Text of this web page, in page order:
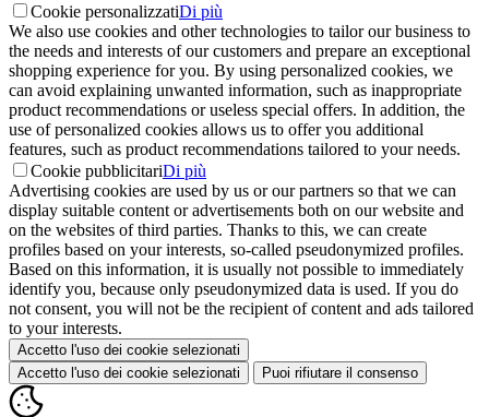
Cookie personalizzatiDi più
We also use cookies and other technologies to tailor our business to
the needs and interests of our customers and prepare an exceptional
shopping experience for you. By using personalized cookies, we
can avoid explaining unwanted information, such as inappropriate
product recommendations or useless special offers. In addition, the
use of personalized cookies allows us to offer you additional
features, such as product recommendations tailored to your needs.
Cookie pubblicitariDi più
Advertising cookies are used by us or our partners so that we can
display suitable content or advertisements both on our website and
on the websites of third parties. Thanks to this, we can create
profiles based on your interests, so-called pseudonymized profiles.
Based on this information, it is usually not possible to immediately
identify you, because only pseudonymized data is used. If you do
not consent, you will not be the recipient of content and ads tailored
to your interests.
Accetto l'uso dei cookie selezionati
Accetto l'uso dei cookie selezionati
Puoi rifiutare il consenso